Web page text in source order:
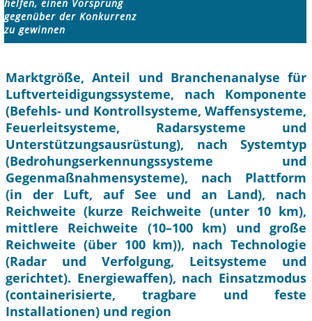
helfen, einen Vorsprung
gegenüber der Konkurrenz
zu gewinnen
Marktgröße, Anteil und Branchenanalyse für
Luftverteidigungssysteme, nach Komponente
(Befehls- und Kontrollsysteme, Waffensysteme,
Feuerleitsysteme, Radarsysteme und
Unterstützungsausrüstung), nach Systemtyp
(Bedrohungserkennungssysteme und
Gegenmaßnahmensysteme), nach Plattform
(in der Luft, auf See und an Land), nach
Reichweite (kurze Reichweite (unter 10 km),
mittlere Reichweite (10–100 km) und große
Reichweite (über 100 km)), nach Technologie
(Radar und Verfolgung, Leitsysteme und
gerichtet). Energiewaffen), nach Einsatzmodus
(containerisierte, tragbare und feste
Installationen) und region